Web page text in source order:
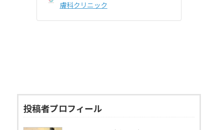
膚科クリニック
投稿者プロフィール